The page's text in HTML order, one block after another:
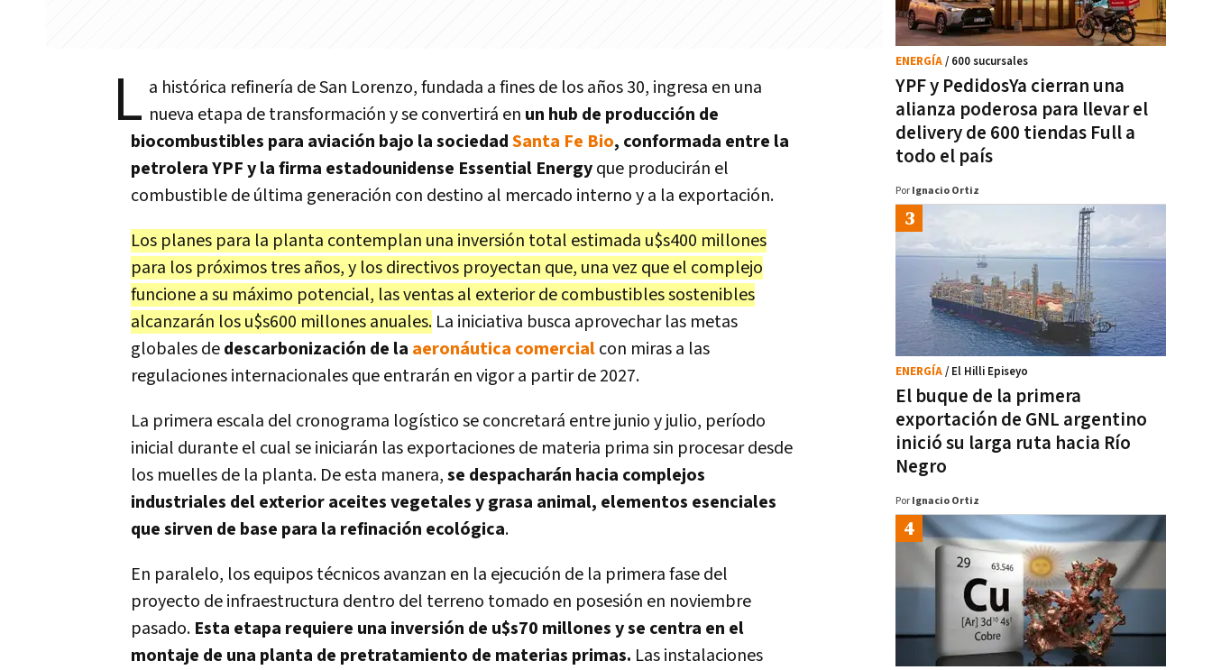
L a histórica refinería de San Lorenzo, fundada a fines de los años 30, ingresa en una
nueva etapa de transformación y se convertirá en un hub de producción de
biocombustibles para aviación bajo la sociedadSanta Fe Bio, conformada entre la
petrolera YPF y la firma estadounidense Essential Energyque producirán el
combustible de última generación con destino al mercado interno y a la exportación.
Los planes para la planta contemplan una inversión total estimada u$s400 millones
para los próximos tres años, y los directivos proyectan que, una vez que el complejo
funcione a su máximo potencial, las ventas al exterior de combustibles sostenibles
alcanzarán los u$s600 millones anuales. La iniciativa busca aprovechar las metas
globales dedescarbonización de la aeronáutica comercialcon miras a las
regulaciones internacionales que entrarán en vigor a partir de 2027.
La primera escala del cronograma logístico se concretará entre junio y julio, período
inicial durante el cual se iniciarán las exportaciones de materia prima sin procesar desde
los muelles de la planta. De esta manera,se despacharán hacia complejos
industriales del exterior aceites vegetales y grasa animal, elementos esenciales
que sirven de base para la refinación ecológica.
En paralelo, los equipos técnicos avanzan en la ejecución de la primera fase del
proyecto de infraestructura dentro del terreno tomado en posesión en noviembre
pasado. Esta etapa requiere una inversión de u$s70 millones y se centra en el
montaje de una planta de pretratamiento de materias primas. Las instalaciones
YPF y PedidosYa cierran una
alianza poderosa para llevar el
delivery de 600 tiendas Full a
todo el país
ENERGÍA/ 600 sucursales
Por Ignacio Ortiz
El buque de la primera
exportación de GNL argentino
inició su larga ruta hacia Río
Negro
ENERGÍA/ El Hilli Episeyo
Por Ignacio Ortiz